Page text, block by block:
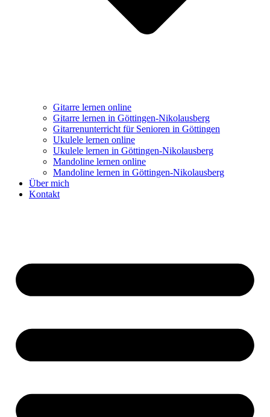
Gitarre lernen online
Gitarre lernen in Göttingen-Nikolausberg
Gitarrenunterricht für Senioren in Göttingen
Ukulele lernen online
Ukulele lernen in Göttingen-Nikolausberg
Mandoline lernen online
Mandoline lernen in Göttingen-Nikolausberg
Über mich
Kontakt